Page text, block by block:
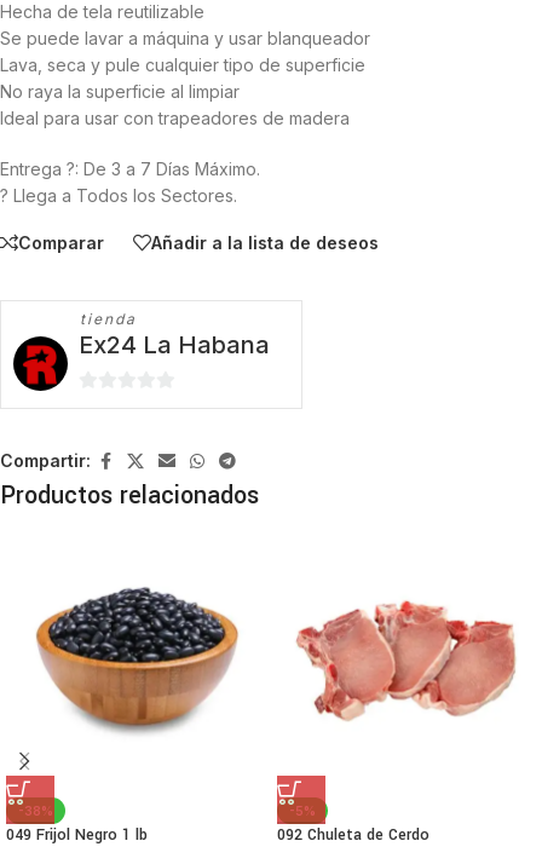
Hecha de tela reutilizable
Se puede lavar a máquina y usar blanqueador
Lava, seca y pule cualquier tipo de superficie
No raya la superficie al limpiar
Ideal para usar con trapeadores de madera
Entrega ?: De 3 a 7 Días Máximo.
? Llega a Todos los Sectores.
Comparar Añadir a la lista de deseos
tienda
Ex24 La Habana
0
5
Compartir:
Productos relacionados
-38%
049 Frijol Negro 1 lb
-5%
092 Chuleta de Cerdo